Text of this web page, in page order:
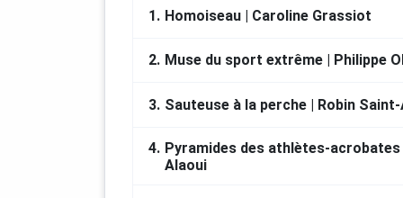
CRÉDITS
La production de cette expérience
possible grâce à une contribution
intervenue entre la Ville de Saint-
1. Homoiseau | Caroline Grassiot
2. Muse du sport extrême | Philippe
3. Sauteuse à la perche | Robin
4. Pyramides des athlètes-acrobates
Alaoui